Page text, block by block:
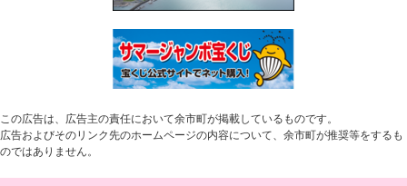
この広告は、広告主の責任において余市町が掲載しているものです。
広告およびそのリンク先のホームページの内容について、余市町が推奨等をするも
のではありません。